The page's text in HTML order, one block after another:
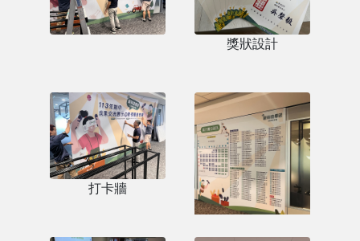
獎狀設計
打卡牆